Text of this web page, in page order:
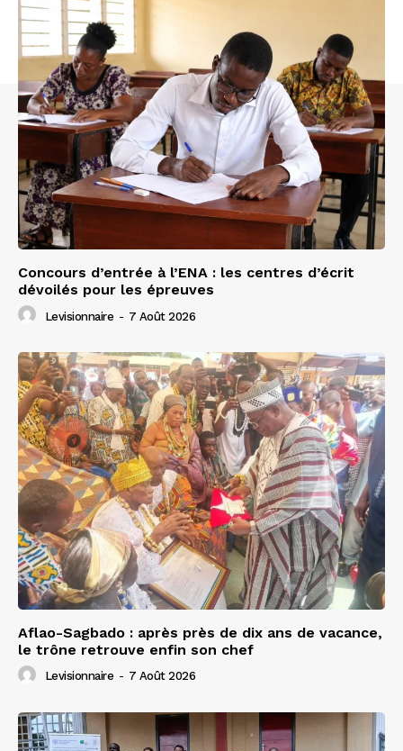
Concours d’entrée à l’ENA : les centres d’écrit
dévoilés pour les épreuves
Levisionnaire - 7 Août 2026
Aflao-Sagbado : après près de dix ans de vacance,
le trône retrouve enfin son chef
Levisionnaire - 7 Août 2026